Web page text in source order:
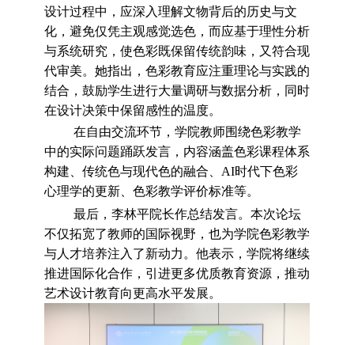
设计过程中，应深入理解文物背后的历史与文
化，避免仅凭主观感觉选色，而应基于理性分析
与系统研究，使色彩既保留传统韵味，又符合现
代审美。她指出，色彩教育应注重理论与实践的
结合，鼓励学生进行大量调研与数据分析，同时
在设计决策中保留感性的温度。
在自由交流环节，学院教师围绕色彩教学
中的实际问题踊跃发言 ，内容涵盖色彩课程体系
构建、传统色与现代色的融合、 AI时代下色彩
心理学的更新、色彩教学评价标准等。
最后，李林平院长作总结发言。本次论坛
不仅拓宽了教师的国际视野，也为学院色彩教学
与人才培养注入了新动力。他表示，学院将继续
推进国际化合作，引进更多优质教育资源，推动
艺术设计教育向更高水平发展。